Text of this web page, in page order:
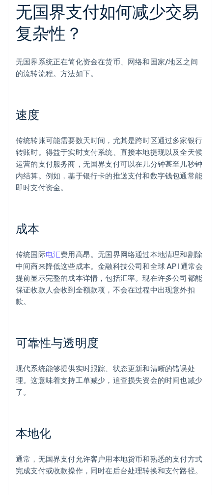
无国界支付如何减少交易
复杂性？
无国界系统正在简化资金在货币、网络和国家/地区之间
的流转流程。方法如下。
速度
传统转账可能需要数天时间，尤其是跨时区通过多家银行
转账时。得益于实时支付系统、直接本地提现以及全天候
运营的支付服务商，无国界支付可以在几分钟甚至几秒钟
内结算。例如，基于银行卡的推送支付和数字钱包通常能
即时支付资金。
成本
传统国际电汇费用高昂。无国界网络通过本地清理和剔除
中间商来降低这些成本。金融科技公司和全球 API 通常会
提前显示完整的成本详情，包括汇率。现在许多公司都能
保证收款人会收到全额款项，不会在过程中出现意外扣
款。
可靠性与透明度
现代系统能够提供实时跟踪、状态更新和清晰的错误处
理。这意味着支持工单减少，追查损失资金的时间也减少
了。
本地化
通常，无国界支付允许客户用本地货币和熟悉的支付方式
完成支付或收款操作，同时在后台处理转换和支付路径。